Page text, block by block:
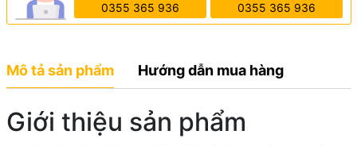
0355 365 936 0355 365 936
Mô tả sản phẩm Hướng dẫn mua hàng
Giới thiệu sản phẩm